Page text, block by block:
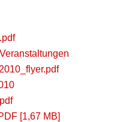
[1,67 MB]